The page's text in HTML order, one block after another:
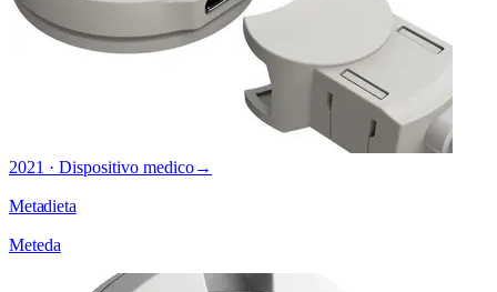
2021 · Dispositivo medico→
Metadieta
Meteda